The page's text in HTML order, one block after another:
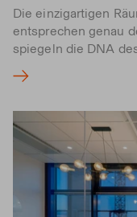
Die einzigartigen
entsprechen genau
spiegeln die DNA